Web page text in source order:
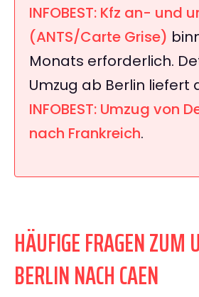
INFOBEST: Kfz an- und
(ANTS/Carte Grise)
Monats erforderlich.
Umzug ab Berlin liefert
INFOBEST: Umzug von
nach Frankreich.
HÄUFIGE FRAGEN ZUM
BERLIN NACH CAEN